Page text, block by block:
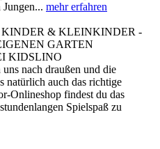
mehr erfahren
KINDER & KLEINKINDER -
GARTEN
KIDSLINO
nach draußen und die
natürlich auch das richtige
Onlineshop findest du das
Spielspaß zu